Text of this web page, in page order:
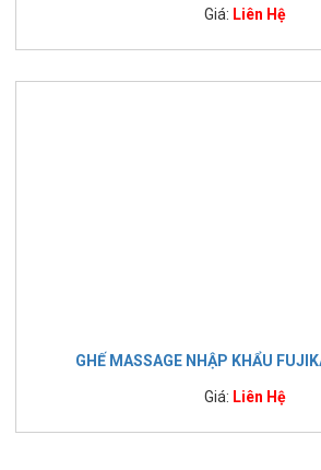
Giá: Liên Hệ
GHẾ MASSAGE NHẬP KHẨU
Giá: Liên Hệ